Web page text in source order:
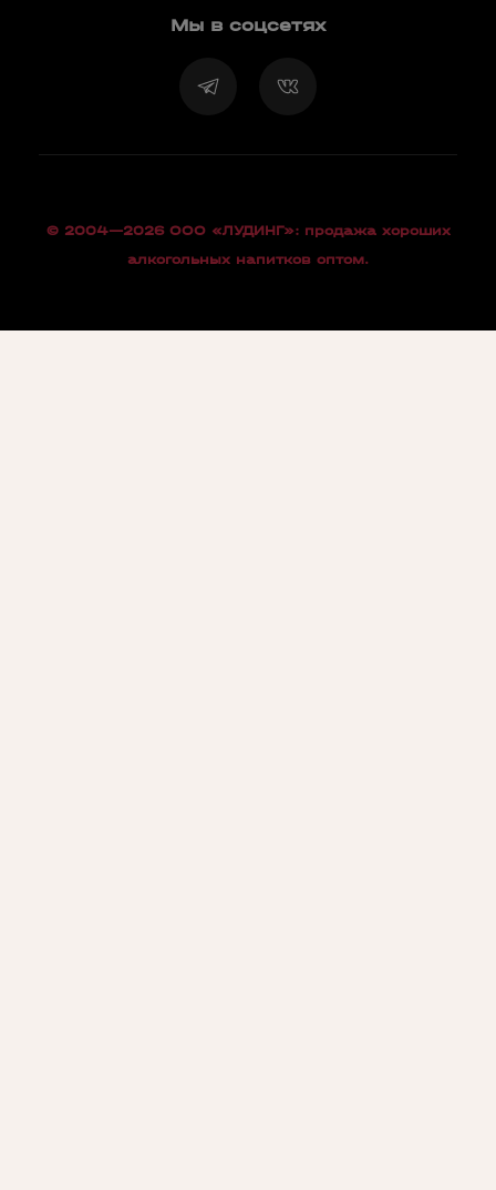
Мы в соцсетях
© 2004—2026 OOO «ЛУДИНГ»: продажа хороших
алкогольных напитков оптом.